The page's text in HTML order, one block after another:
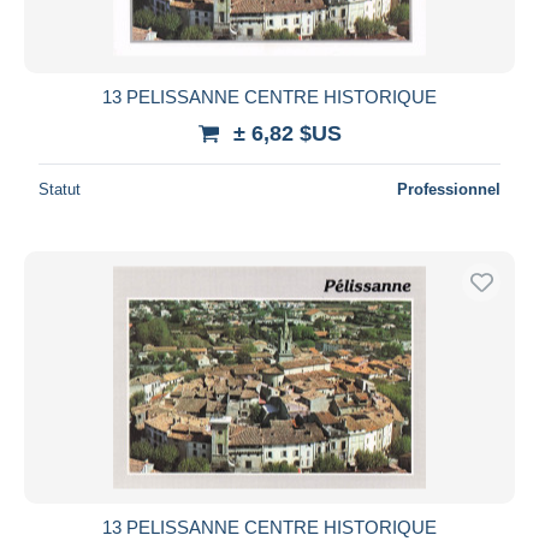
13 PELISSANNE CENTRE HISTORIQUE
± 6,82 $US
Statut Professionnel
13 PELISSANNE CENTRE HISTORIQUE